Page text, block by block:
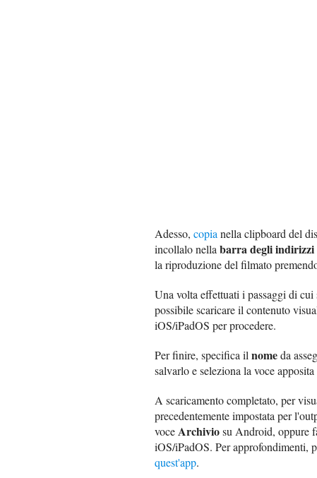
Adesso, copia nella clipboard del
incollalo nella barra degli indirizzi
la riproduzione del filmato
Una volta effettuati i passaggi di
possibile scaricare il contenuto
iOS/iPadOS per procedere.
Per finire, specifica il nomeda
salvarlo e seleziona la voce
A scaricamento completato, per
precedentemente impostata per
voceArchiviosu Android, oppure
iOS/iPadOS. Per approfondimenti,
quest'app.